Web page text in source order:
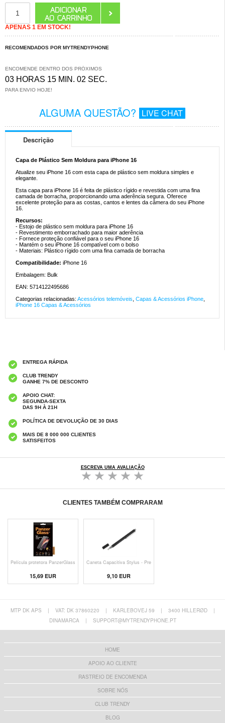
APENAS 1 EM STOCK!
RECOMENDADOS POR MYTRENDYPHONE
ENCOMENDE DENTRO DOS PRÓXIMOS
03 HORAS 15 MIN. 01 SEC.
PARA ENVIO HOJE!
ALGUMA QUESTÃO? LIVE CHAT
Descrição
Capa de Plástico Sem Moldura para iPhone 16
Atualize seu iPhone 16 com esta capa de plástico sem moldura simples e
elegante.
Esta capa para iPhone 16 é feita de plástico rígido e revestida com uma fina
camada de borracha, proporcionando uma aderência segura. Oferece
excelente proteção para as costas, cantos e lentes da câmera do seu iPhone
16.
Recursos:
- Estojo de plástico sem moldura para iPhone 16
- Revestimento emborrachado para maior aderência
- Fornece proteção confiável para o seu iPhone 16
- Mantém o seu iPhone 16 compatível com o bolso
- Materiais: Plástico rígido com uma fina camada de borracha
Compatibilidade: iPhone 16
Embalagem: Bulk
EAN: 5714122495686
Categorias relacionadas: Acessórios telemóveis Capas & Acessórios iPhone
iPhone 16 Capas & Acessórios
ENTREGA RÁPIDA
CLUB TRENDY
GANHE 7% DE DESCONTO
APOIO CHAT:
SEGUNDA-SEXTA
DAS 9H À 21H
POLÍTICA DE DEVOLUÇÃO DE 30 DIAS
MAIS DE 8 000 000 CLIENTES
SATISFEITOS
ESCREVA UMA AVALIAÇÃO
CLIENTES TAMBÉM COMPRARAM
Película protetora PanzerGlass
15,69 EUR
Caneta Capacitiva Stylus - Pre
9,10 EUR
MTP DK APS | VAT: DK 37860220 | KARLEBOVEJ 59 | 3400 HILLERØD
|
DINAMARCA
| SUPPORT@MYTRENDYPHONE.PT
HOME
APOIO AO CLIENTE
RASTREIO DE ENCOMENDA
SOBRE NÓS
CLUB TRENDY
BLOG